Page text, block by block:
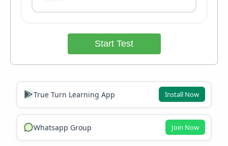
Start Test
True Turn Learning App Install Now
Whatsapp Group Join Now